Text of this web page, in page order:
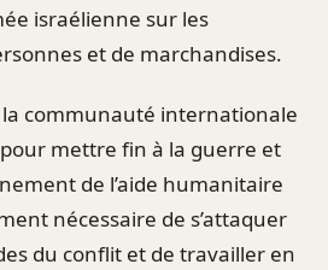
israélienne sur les
et de marchandises.
communauté internationale
mettre fin à la guerre et
de l’aide humanitaire
nécessaire de s’attaquer
du conflit et de travailler en